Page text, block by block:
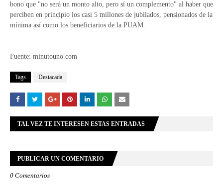
bono que "no será un monto alto, pero sí un complemento" al haber que
perciben en principio los casi 5 millones de jubilados, pensionados de la
mínima así como los beneficiarios de la PUAM.
Fuente: minutouno.com
Tags Destacada
TAL VEZ TE INTERESEN ESTAS ENTRADAS
PUBLICAR UN COMENTARIO
0 Comentarios